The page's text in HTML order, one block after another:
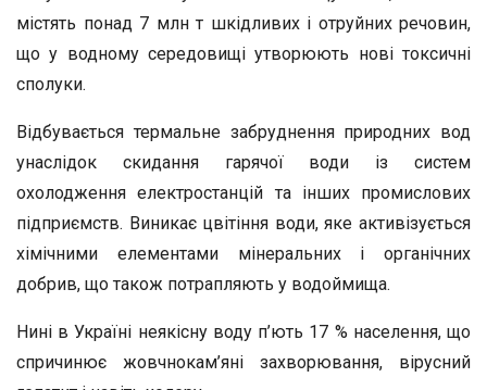
містять понад 7 млн т шкідливих і отруйних речовин,
що у водному середовищі утворюють нові токсичні
сполуки.
Відбувається термальне забруднення природних вод
унаслідок скидання гарячої води із систем
охолодження електростанцій та інших промислових
підприємств. Виникає цвітіння води, яке активізується
хімічними елементами мінеральних і органічних
добрив, що також потрапляють у водоймища.
Нині в Україні неякісну воду п’ють 17 % населення, що
спричинює жовчнокам’яні захворювання, вірусний